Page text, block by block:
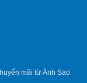
mãi từ Ánh Sao